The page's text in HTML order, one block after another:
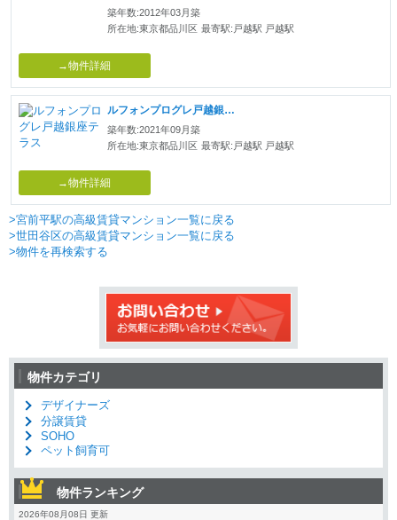
築年数:2012年03月築
所在地:東京都品川区 最寄駅:戸越駅 戸越駅
→物件詳細
ルフォンプログレ戸越銀座テラス
築年数:2021年09月築
所在地:東京都品川区 最寄駅:戸越駅 戸越駅
→物件詳細
>宮前平駅の高級賃貸マンション一覧に戻る
>世田谷区の高級賃貸マンション一覧に戻る
>物件を再検索する
物件カテゴリ
デザイナーズ
分譲賃貸
SOHO
ペット飼育可
物件ランキング
2026年08月08日 更新